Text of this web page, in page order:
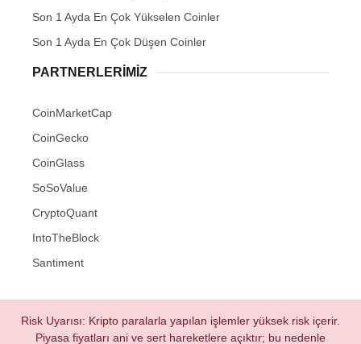
Son 1 Ayda En Çok Yükselen Coinler
Son 1 Ayda En Çok Düşen Coinler
PARTNERLERIMIZ
CoinMarketCap
CoinGecko
CoinGlass
SoSoValue
CryptoQuant
IntoTheBlock
Santiment
Risk Uyarısı: Kripto paralarla yapılan işlemler yüksek risk içerir.
Piyasa fiyatları ani ve sert hareketlere açıktır; bu nedenle